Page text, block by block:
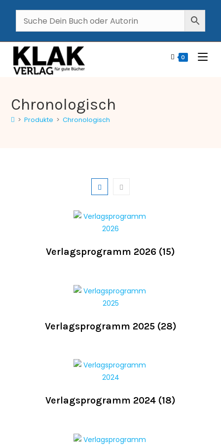
0
Chronologisch
> Produkte > Chronologisch
Verlagsprogramm 2026 (15)
Verlagsprogramm 2025 (28)
Verlagsprogramm 2024 (18)